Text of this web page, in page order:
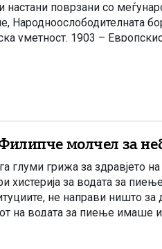
настани поврзани со
Народноослободителната
уметност. 1903 –
7 август 1903 година
молчел за
глуми грижа за здравјето
хистерија за водата за
не направи ништо
на водата за пиење имаше
за здравство, […]